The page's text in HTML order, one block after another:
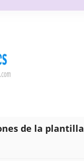
de la plantilla